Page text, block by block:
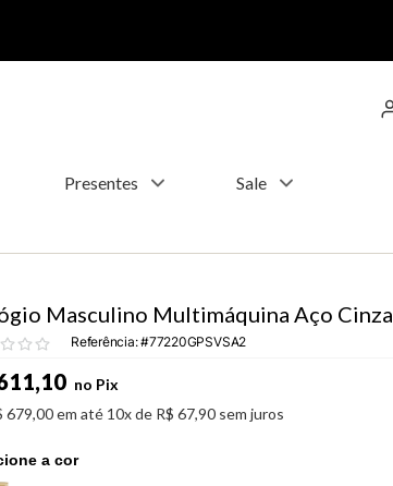
Presentes Sale
Masculino Multimáquina Aço Cinza
Referência: 77220GPSVSA2
,10 no Pix
679,00em até 10x de R$ 67,90 sem juros